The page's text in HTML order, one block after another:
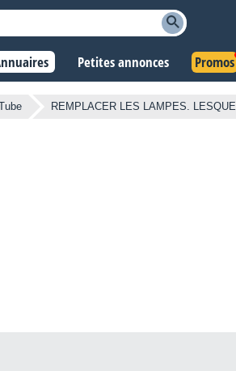
Petites annonces Promos
REMPLACER LES LAMPES.